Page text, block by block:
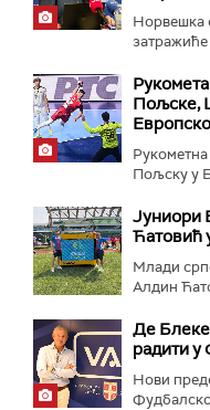
Норвешка
Пољске,
Рукометна
Пољску у
Јуниори
Ћатовић
Млади
Алдин
Де
радити у
Нови